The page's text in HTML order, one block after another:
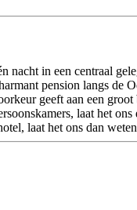
in een centraal
pension langs
geeft aan een
laat het
laat het ons dan